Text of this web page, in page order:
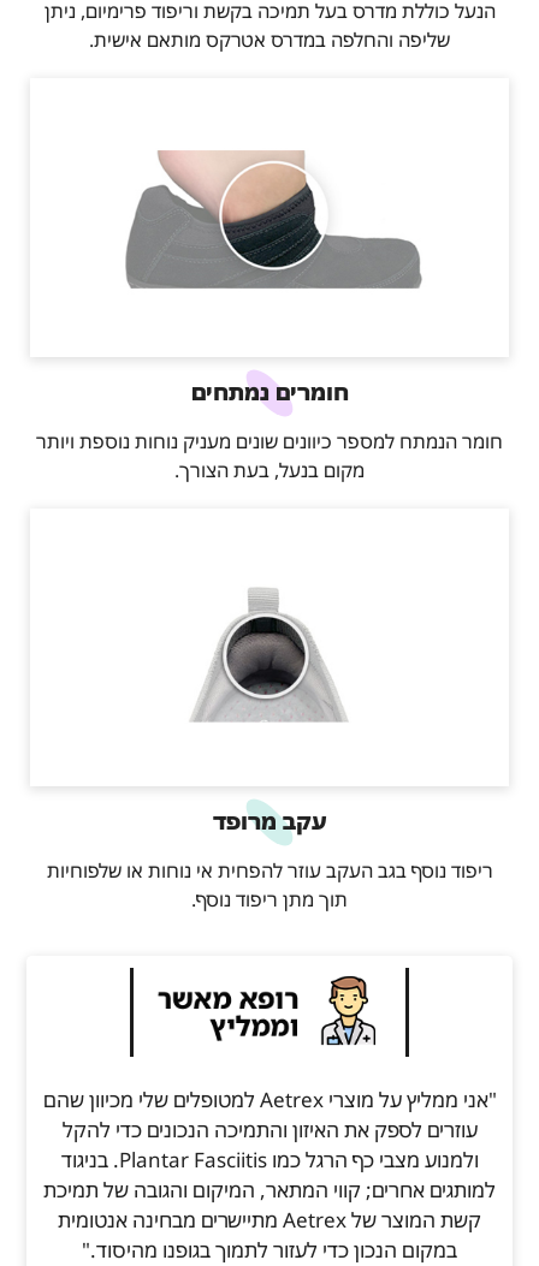
הנעל כוללת מדרס בעל תמיכה בקשת וריפוד פרימיום, ניתן
שליפה והחלפה במדרס אטרקס מותאם אישית.
חומרים נמתחים
חומר הנמתח למספר כיוונים שונים מעניק נוחות נוספת ויותר
מקום בנעל, בעת הצורך.
עקב מרופד
ריפוד נוסף בגב העקב עוזר להפחית אי נוחות או שלפוחיות
תוך מתן ריפוד נוסף.
"אני ממליץ על מוצרי Aetrex למטופלים שלי מכיוון שהם
עוזרים לספק את האיזון והתמיכה הנכונים כדי להקל
ולמנוע מצבי כף הרגל כמו Plantar Fasciitis. בניגוד
למותגים אחרים; קווי המתאר, המיקום והגובה של תמיכת
קשת המוצר של Aetrex מתיישרים מבחינה אנטומית
במקום הנכון כדי לעזור לתמוך בגופנו מהיסוד."